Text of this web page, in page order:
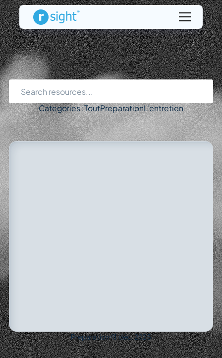
Search resources...
Categories :ToutPreparationL'entretien
Quellesinformations
devez-vousfournir??
Preparation 11 déc. 2025
Fournirlesbonnesinformationslorsd'unentretien